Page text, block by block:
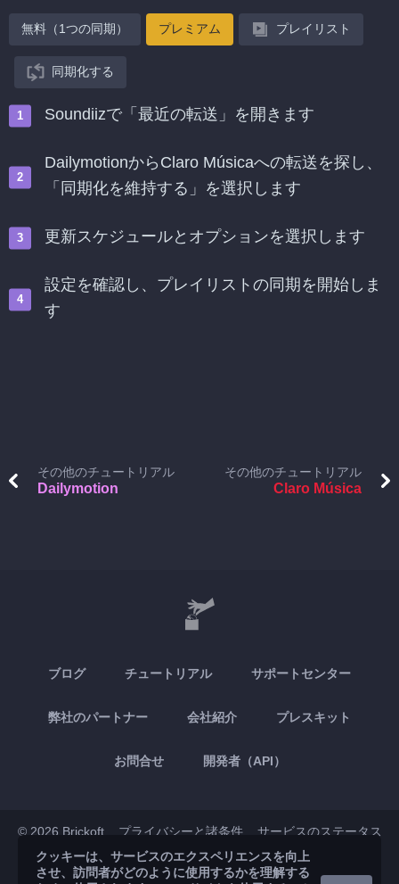
無料（1つの同期） プレミアム プレイリスト
同期化する
Soundiizで「最近の転送」を開きます
DailymotionからClaro Músicaへの転送を探し、
「同期化を維持する」を選択します
更新スケジュールとオプションを選択します
設定を確認し、プレイリストの同期を開始しま
す
その他のチュートリアル
Dailymotion
その他のチュートリアル
Claro Música
ブログ チュートリアル サポートセンター
弊社のパートナー 会社紹介 プレスキット
お問合せ 開発者（API）
© 2026 Brickoft プライバシーと諸条件 サービスのステータス
App Store Google Play
クッキーは、サービスのエクスペリエンスを向上
させ、訪問者がどのように使用するかを理解する